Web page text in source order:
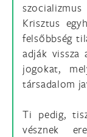
Krisztus
felsőbbség
adják vissza
jogokat,
társadalom
Ti pedig,
vésznek